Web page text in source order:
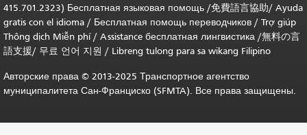
415.701.2323) Бесплатная языковая помощь /免費語言協助/ Ayuda
gratis con el idioma / Бесплатная помощь переводчиков / Trợ giúp
Thông dịch Miễn phí/ Assistance бесплатная лингвистика /無料の言
語支援/ 무료 언어 지원 / Libreng tulong para sa wikang Filipino
Авторские права © 2013-2025 Транспортное агентство
муниципалитета Сан-Франциско (SFMTA). Все права защищены.